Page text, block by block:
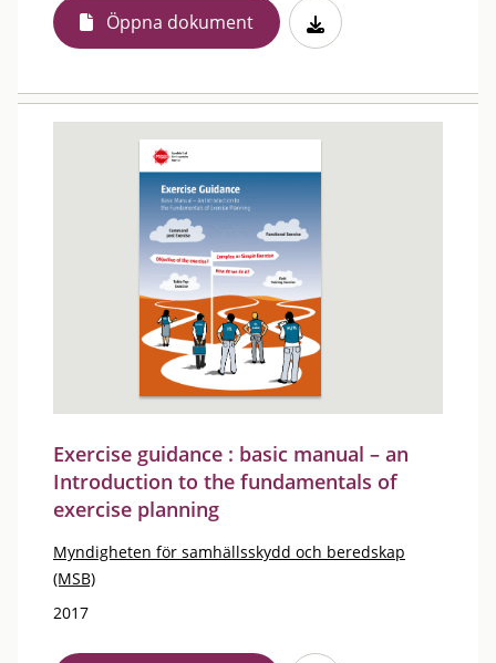
Öppna dokument
Exercise guidance : basic manual – an
Introduction to the fundamentals of
exercise planning
Myndigheten för samhällsskydd och beredskap
(MSB)
2017